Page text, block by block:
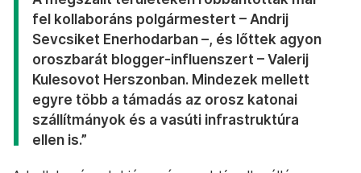
fel kollaboráns polgármestert – Andrij
Sevcsiket Enerhodarban –, és lőttek agyon
oroszbarát blogger-influenszert – Valerij
Kulesovot Herszonban. Mindezek mellett
egyre több a támadás az orosz katonai
szállítmányok és a vasúti infrastruktúra
ellen is.”